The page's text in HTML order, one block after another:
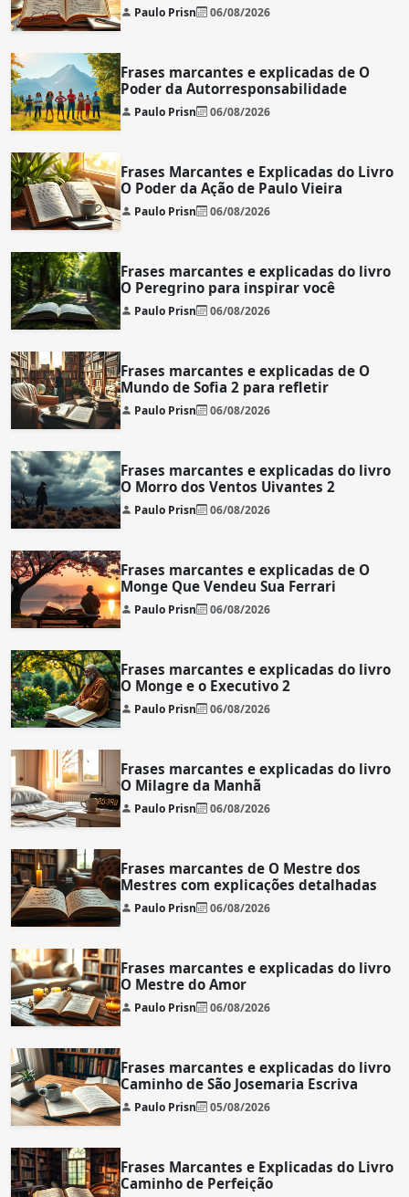
Paulo Prisn 06/08/2026
Frases marcantes e explicadas de O
Poder da Autorresponsabilidade
Paulo Prisn 06/08/2026
Frases Marcantes e Explicadas do Livro
O Poder da Ação de Paulo Vieira
Paulo Prisn 06/08/2026
Frases marcantes e explicadas do livro
O Peregrino para inspirar você
Paulo Prisn 06/08/2026
Frases marcantes e explicadas de O
Mundo de Sofia 2 para refletir
Paulo Prisn 06/08/2026
Frases marcantes e explicadas do livro
O Morro dos Ventos Uivantes 2
Paulo Prisn 06/08/2026
Frases marcantes e explicadas de O
Monge Que Vendeu Sua Ferrari
Paulo Prisn 06/08/2026
Frases marcantes e explicadas do livro
O Monge e o Executivo 2
Paulo Prisn 06/08/2026
Frases marcantes e explicadas do livro
O Milagre da Manhã
Paulo Prisn 06/08/2026
Frases marcantes de O Mestre dos
Mestres com explicações detalhadas
Paulo Prisn 06/08/2026
Frases marcantes e explicadas do livro
O Mestre do Amor
Paulo Prisn 06/08/2026
Frases marcantes e explicadas do livro
Caminho de São Josemaria Escriva
Paulo Prisn 05/08/2026
Frases Marcantes e Explicadas do Livro
Caminho de Perfeição